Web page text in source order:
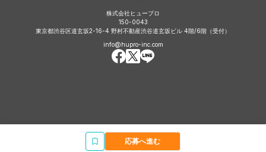
応募へ進む
株式会社ヒュープロ
150-0043
東京都渋谷区道玄坂2-16-4 野村不動産渋谷道玄坂ビル 4階/6階（受付）
info@hupro-inc.com